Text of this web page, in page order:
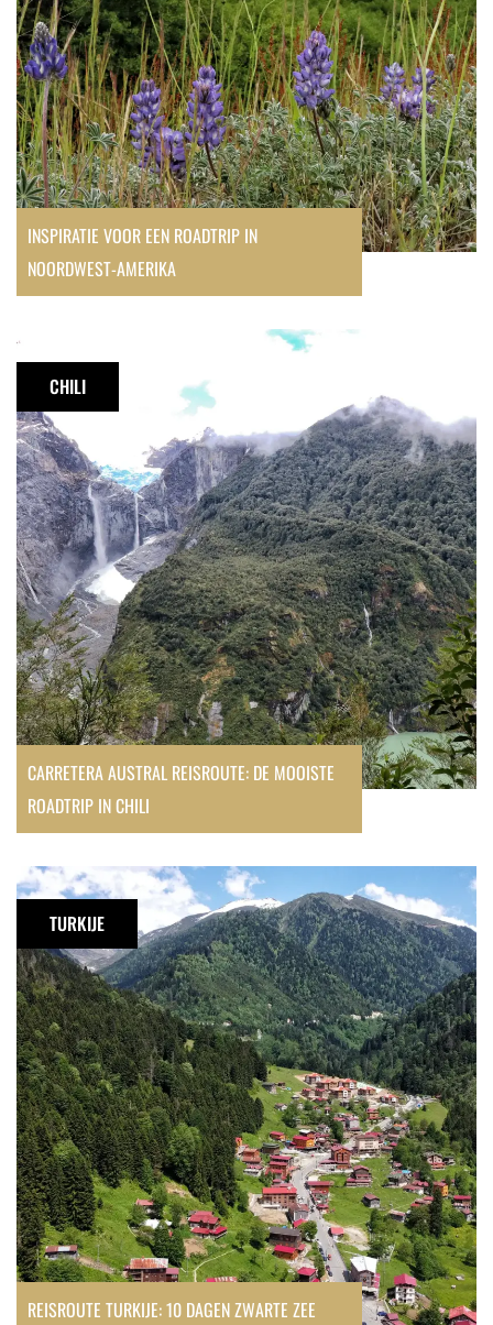
Amerika
INSPIRATIE VOOR EEN ROADTRIP IN
NOORDWEST-AMERIKA
Carretera
Austral
reisroute:
de
mooiste
roadtrip
in
Chili
CHILI
CARRETERA AUSTRAL REISROUTE: DE MOOISTE
ROADTRIP IN CHILI
Reisroute
Turkije:
10
dagen
Zwarte
Zee
kust
TURKIJE
REISROUTE TURKIJE: 10 DAGEN ZWARTE ZEE